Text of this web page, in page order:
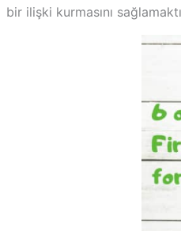
bir ilişki kurmasını